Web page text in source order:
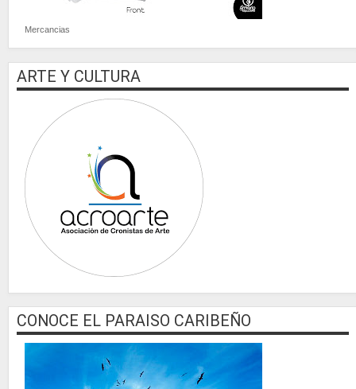
Mercancias
ARTE Y CULTURA
CONOCE EL PARAISO CARIBEÑO